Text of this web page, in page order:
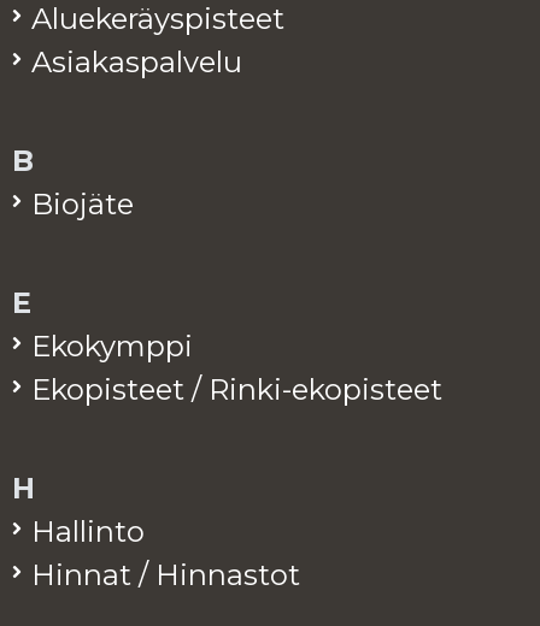
Alue­ke­räys­pis­teet
Asia­kas­pal­ve­lu
B
Bio­jä­te
E
Eko­kymp­pi
Eko­pis­teet / Rinki-eko­pis­teet
H
Hal­lin­to
Hin­nat / Hin­nas­tot